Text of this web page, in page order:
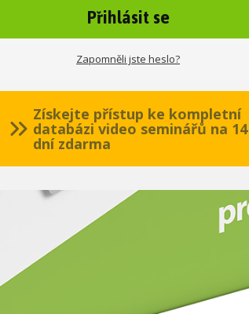
Přihlásit se
Zapomněli jste heslo?
Získejte přístup ke kompletní
databázi video seminářů na 14
dní zdarma